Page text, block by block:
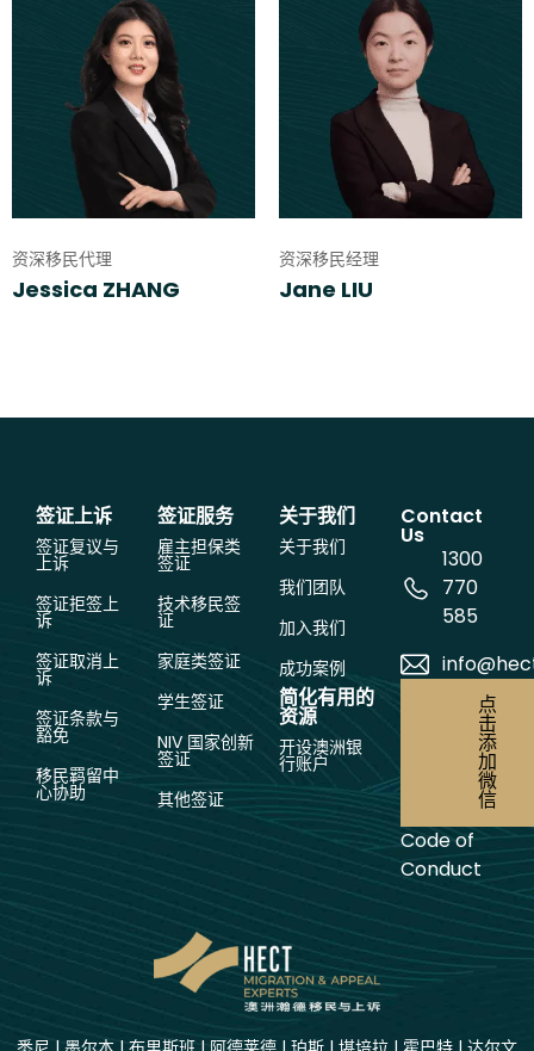
资深移民代理
Jessica ZHANG
资深移民经理
Jane LIU
签证上诉
签证复议与
上诉
签证拒签上
诉
签证取消上
诉
签证条款与
豁免
移民羁留中
心协助
签证服务
雇主担保类
签证
技术移民签
证
家庭类签证
学生签证
NIV 国家创新
签证
其他签证
关于我们
关于我们
我们团队
加入我们
成功案例
简化有用的
资源
开设澳洲银
行账户
Contact
Us
1300
770
585
点
击
添
加
微
信
Code of
Conduct